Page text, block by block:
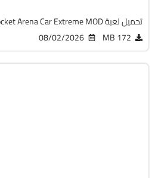
تحميل لعبة RACE Rocket Arena Car Extreme MOD
172 MB
08/02/2026